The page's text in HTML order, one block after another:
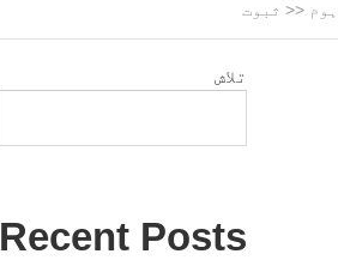
ہوم << ثبوت
تلاش
Recent Posts